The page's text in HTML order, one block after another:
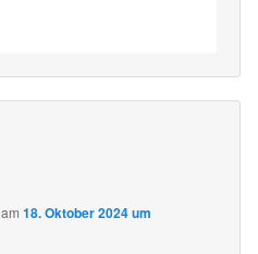
am18. Oktober 2024 um